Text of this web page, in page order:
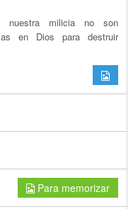
nuestra milicia no son
en Dios para destruir
Para memorizar